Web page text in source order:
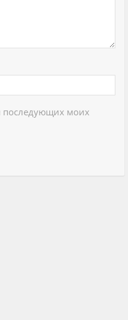
последующих моих